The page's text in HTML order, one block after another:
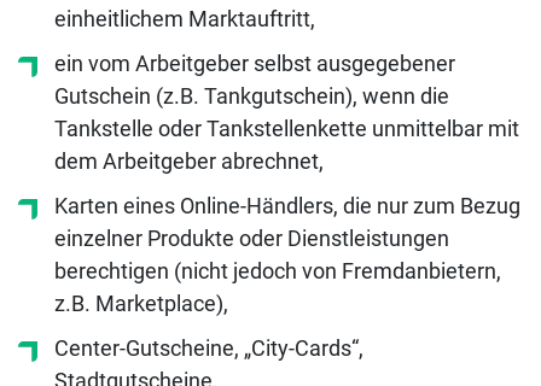
einheitlichem Marktauftritt,
ein vom Arbeitgeber selbst ausgegebener
Gutschein (z.B. Tankgutschein), wenn die
Tankstelle oder Tankstellenkette unmittelbar mit
dem Arbeitgeber abrechnet,
Karten eines Online-Händlers, die nur zum Bezug
einzelner Produkte oder Dienstleistungen
berechtigen (nicht jedoch von Fremdanbietern,
z.B. Marketplace),
Center-Gutscheine, „City-Cards“,
Stadtgutscheine,